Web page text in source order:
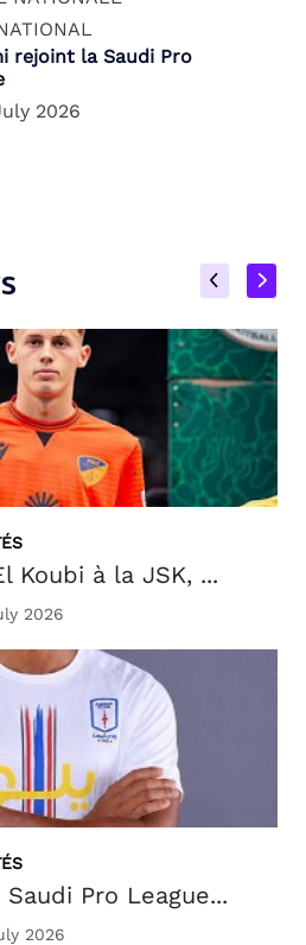
rejoint la Saudi Pro
2026
Koubi à la JSK, ...
2026
Pro League...
2026